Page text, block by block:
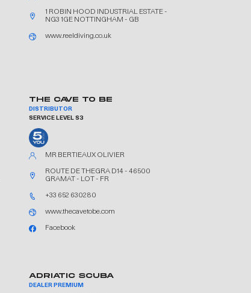
1 ROBIN HOOD INDUSTRIAL ESTATE -
NG3 1GE NOTTINGHAM - GB
www.reeldiving.co.uk
THE CAVE TO BE
DISTRIBUTOR
SERVICE LEVEL S3
MR BERTIEAUX OLIVIER
ROUTE DE THEGRA D14 - 46500
GRAMAT - LOT - FR
+33 652 630280
www.thecavetobe.com
Facebook
ADRIATIC SCUBA
DEALER PREMIUM